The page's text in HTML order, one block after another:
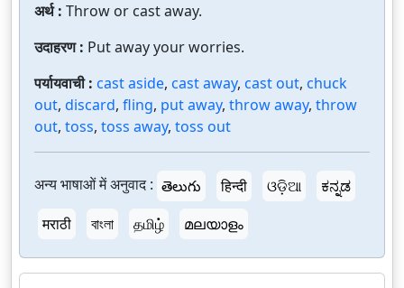
अर्थ : Throw or cast away.
उदाहरण : Put away your worries.
पर्यायवाची : cast aside, cast away, cast out, chuck
out, discard, fling, put away, throw away, throw
out, toss, toss away, toss out
अन्य भाषाओं में अनुवाद : తెలుగు हिन्दी ଓଡ଼ିଆ
ಕನ್ನಡ
मराठी
বাংলা தமிழ் മലയാളം